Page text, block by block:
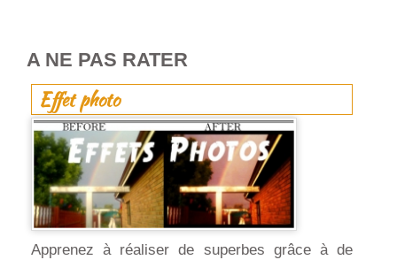
A NE PAS RATER
Effet photo
Apprenez à réaliser de superbes grâce à de